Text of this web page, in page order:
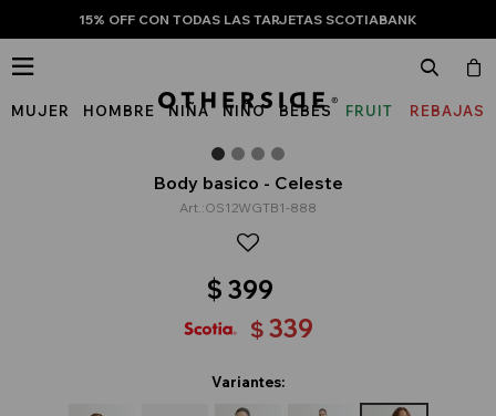
15% OFF CON TODAS LAS TARJETAS SCOTIABANK
MUJER HOMBRE NIÑA NIÑO BEBÉS
FRUIT
REBAJAS

Body basico - Celeste
OS12WGTB1-888
$ 399
$ 339
Variantes: